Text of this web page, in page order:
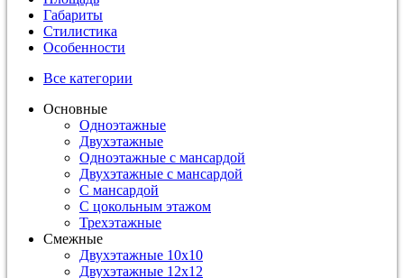
Габариты
Стилистика
Особенности
Все категории
Основные
Одноэтажные
Двухэтажные
Одноэтажные с мансардой
Двухэтажные с мансардой
С мансардой
С цокольным этажом
Трехэтажные
Смежные
Двухэтажные 10х10
Двухэтажные 12х12